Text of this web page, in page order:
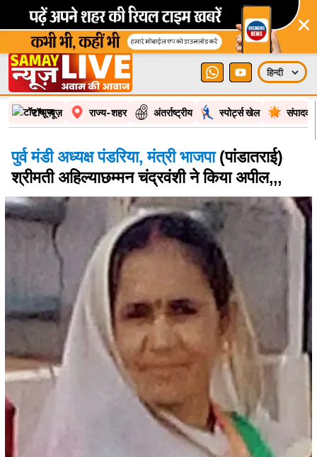
टॉप न्यूज़ राज्य-शहर स्पोर्ट्स खेल
पुर्व मंडी अध्यक्ष पंडरिया, मंत्री भाजपा (पांडातराई)
श्रीमती अहिल्याछम्मन चंद्रवंशी ने किया अपील,,,